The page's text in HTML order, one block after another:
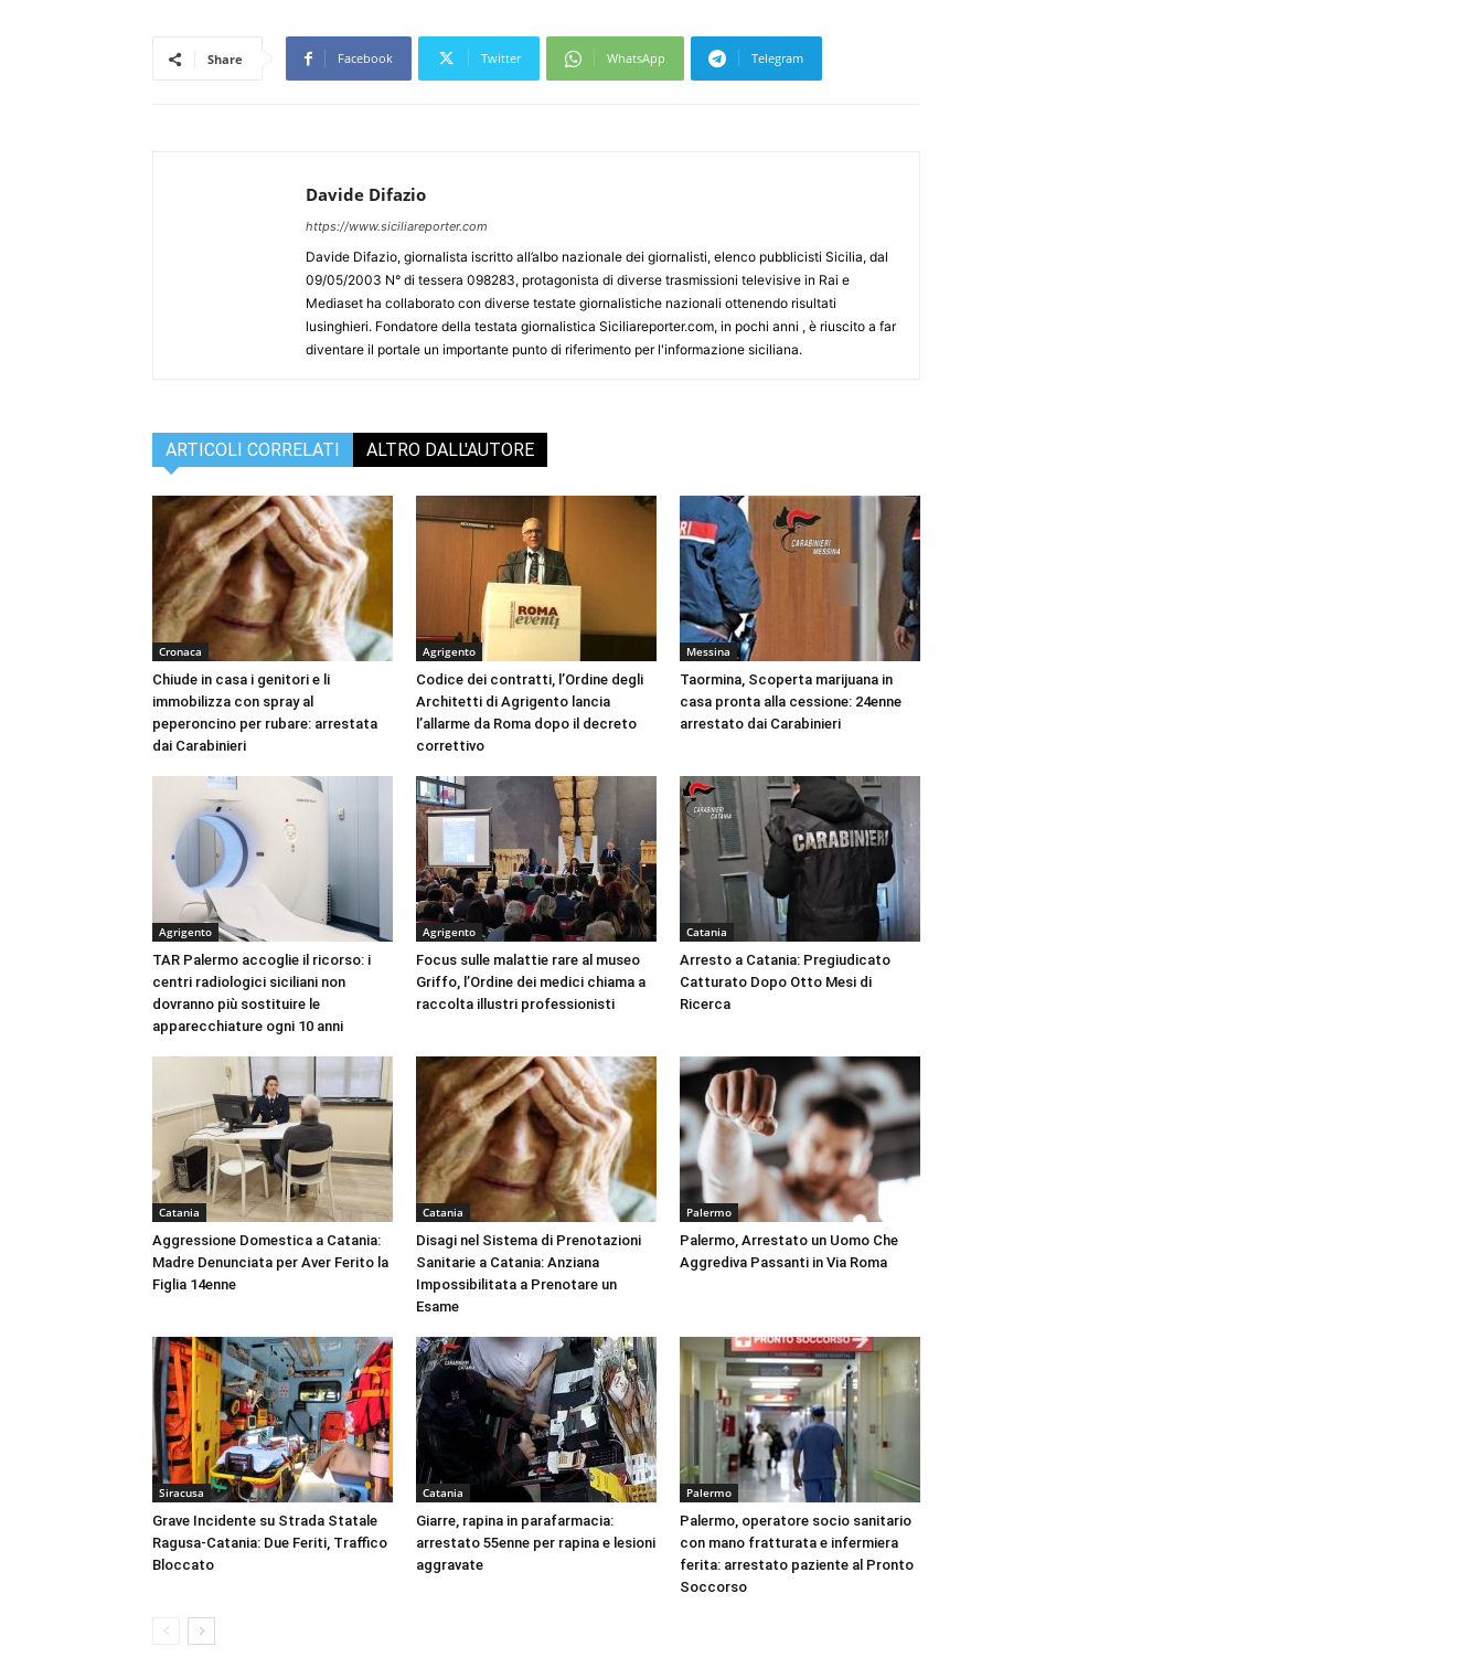
Share Facebook Twitter WhatsApp Telegram
Davide Difazio
https://www.siciliareporter.com
Davide Difazio, giornalista iscritto all’albo nazionale dei giornalisti, elenco pubblicisti Sicilia, dal
09/05/2003 N° di tessera 098283, protagonista di diverse trasmissioni televisive in Rai e
Mediaset ha collaborato con diverse testate giornalistiche nazionali ottenendo risultati
lusinghieri. Fondatore della testata giornalistica Siciliareporter.com, in pochi anni , è riuscito a far
diventare il portale un importante punto di riferimento per l'informazione siciliana.
ARTICOLI CORRELATI ALTRO DALL'AUTORE
Cronaca
Chiude in casa i genitori e li
immobilizza con spray al
peperoncino per rubare: arrestata
dai Carabinieri
Agrigento
Codice dei contratti, l’Ordine degli
Architetti di Agrigento lancia
l’allarme da Roma dopo il decreto
correttivo
Messina
Taormina, Scoperta marijuana in
casa pronta alla cessione: 24enne
arrestato dai Carabinieri
Agrigento
TAR Palermo accoglie il ricorso: i
centri radiologici siciliani non
dovranno più sostituire le
apparecchiature ogni 10 anni
Agrigento
Focus sulle malattie rare al museo
Griffo, l’Ordine dei medici chiama a
raccolta illustri professionisti
Catania
Arresto a Catania: Pregiudicato
Catturato Dopo Otto Mesi di
Ricerca
Catania
Aggressione Domestica a Catania:
Madre Denunciata per Aver Ferito la
Figlia 14enne
Catania
Disagi nel Sistema di Prenotazioni
Sanitarie a Catania: Anziana
Impossibilitata a Prenotare un
Esame
Palermo
Palermo, Arrestato un Uomo Che
Aggrediva Passanti in Via Roma
Siracusa
Grave Incidente su Strada Statale
Ragusa-Catania: Due Feriti, Traffico
Bloccato
Catania
Giarre, rapina in parafarmacia:
arrestato 55enne per rapina e lesioni
aggravate
Palermo
Palermo, operatore socio sanitario
con mano fratturata e infermiera
ferita: arrestato paziente al Pronto
Soccorso